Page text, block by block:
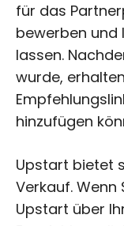
für das
bewerben und
lassen.
wurde,
hinzufügen
Upstart bietet
Verkauf. Wenn
Upstart über